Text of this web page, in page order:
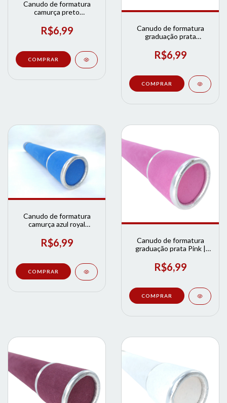
Canudo de formatura
camurça preto
de Formatura
R$6,99
Canudo de formatura
graduação prata
Formatura
R$6,99
Canudo de formatura
camurça azul royal
de Formatura
R$6,99
Canudo de formatura
graduação prata Pink |
R$6,99